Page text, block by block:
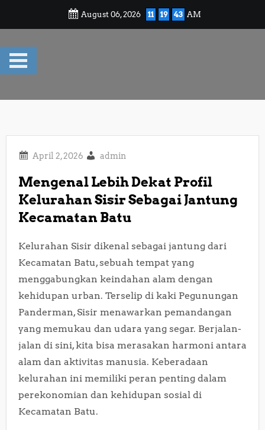
August 06, 2026 11 19 44 AM
admin
Mengenal Lebih Dekat Profil
Kelurahan Sisir Sebagai Jantung
Kecamatan Batu
Kelurahan Sisir dikenal sebagai jantung dari
Kecamatan Batu, sebuah tempat yang
menggabungkan keindahan alam dengan
kehidupan urban. Terselip di kaki Pegunungan
Panderman, Sisir menawarkan pemandangan
yang memukau dan udara yang segar. Berjalan-
jalan di sini, kita bisa merasakan harmoni antara
alam dan aktivitas manusia. Keberadaan
kelurahan ini memiliki peran penting dalam
perekonomian dan kehidupan sosial di
Kecamatan Batu.